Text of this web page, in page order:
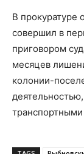
В прокуратуре
совершил в
приговором
месяцев
колонии-
транспортными